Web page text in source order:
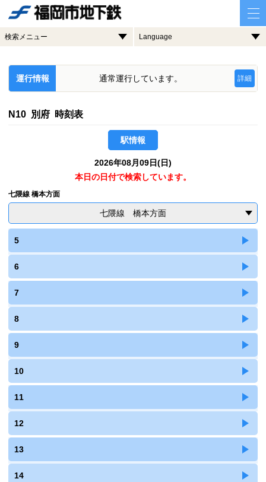
検索メニュー Language
運行情報 通常運行しています。 詳細
N10 別府 時刻表
駅情報
2026年08月09日(日)
本日の日付で検索しています。
七隈線 橋本方面
七隈線 橋本方面
5
6
7
8
9
10
11
12
13
14